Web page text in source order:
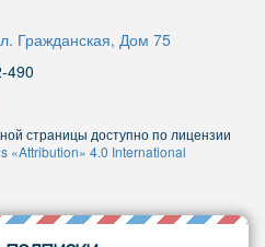
Гражданская, Дом 75
490
страницы доступно по лицензии
«Attribution» 4.0 International